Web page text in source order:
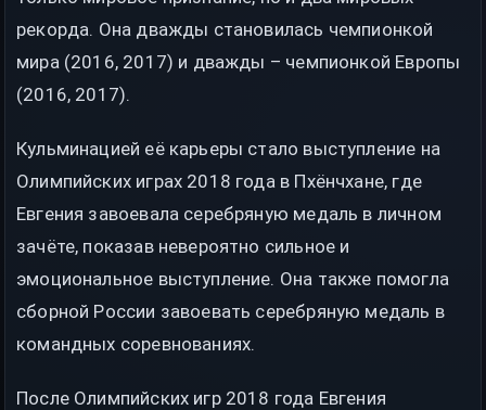
рекорда. Она дважды становилась чемпионкой
мира (2016, 2017) и дважды – чемпионкой Европы
(2016, 2017).
Кульминацией её карьеры стало выступление на
Олимпийских играх 2018 года в Пхёнчхане, где
Евгения завоевала серебряную медаль в личном
зачёте, показав невероятно сильное и
эмоциональное выступление. Она также помогла
сборной России завоевать серебряную медаль в
командных соревнованиях.
После Олимпийских игр 2018 года Евгения